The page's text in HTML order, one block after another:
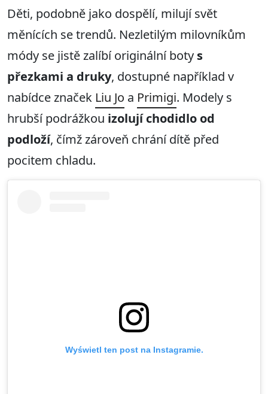
Děti, podobně jako dospělí, milují svět
měnících se trendů. Nezletilým milovníkům
módy se jistě zalíbí originální boty s
přezkami a druky, dostupné například v
nabídce značek Liu Jo a Primigi. Modely s
hrubší podrážkou izolují chodidlo od
podloží, čímž zároveň chrání dítě před
pocitem chladu.
Wyświetl ten post na Instagramie.